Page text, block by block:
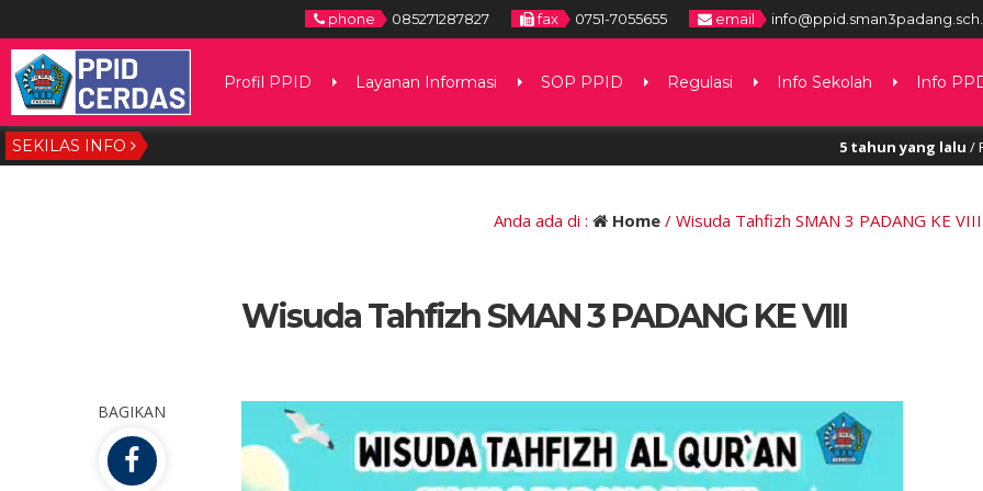
phone 085271287827 fax 0751-7055655 email
Profil PPID Layanan Informasi SOP PPID Regulasi Info Sekolah Info
SEKILAS INFO 5 tahun yang lalu/ Perolehan
Anda ada di : Home/ Wisuda Tahfizh SMAN 3 PADANG KE VIII
Wisuda Tahfizh SMAN 3 PADANG KE VIII
BAGIKAN